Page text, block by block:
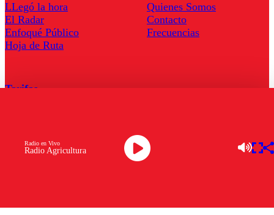
Radio Agricultura
Radio en Vivo
LLegó la hora
El Radar
Enfoqué Público
Hoja de Ruta
Quienes Somos
Contacto
Frecuencias
Tarifas
Descarga la APP